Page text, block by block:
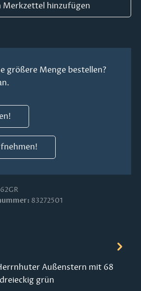
Merkzettel hinzufügen
größere Menge bestellen?
83272501
Außenstern mit 68
grün